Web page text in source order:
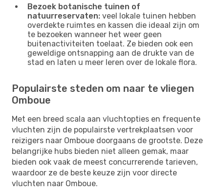
Bezoek botanische tuinen of
natuurreservaten: veel lokale tuinen hebben
overdekte ruimtes en kassen die ideaal zijn om
te bezoeken wanneer het weer geen
buitenactiviteiten toelaat. Ze bieden ook een
geweldige ontsnapping aan de drukte van de
stad en laten u meer leren over de lokale flora.
Populairste steden om naar te vliegen
Omboue
Met een breed scala aan vluchtopties en frequente
vluchten zijn de populairste vertrekplaatsen voor
reizigers naar Omboue doorgaans de grootste. Deze
belangrijke hubs bieden niet alleen gemak, maar
bieden ook vaak de meest concurrerende tarieven,
waardoor ze de beste keuze zijn voor directe
vluchten naar Omboue.